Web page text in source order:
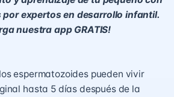
expertos en desarrollo infantil.
nuestra app GRATIS!
espermatozoides pueden vivir
hasta 5 días después de la